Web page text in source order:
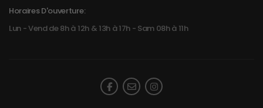
Horaires D'ouverture:
Lun - Vend de 8h à 12h & 13h à 17h - Sam 08h à 11h